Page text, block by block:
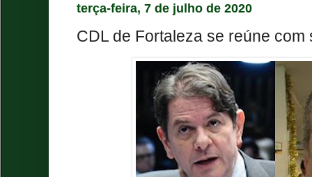
terça-feira, 7 de julho de 2020
CDL de Fortaleza se reúne